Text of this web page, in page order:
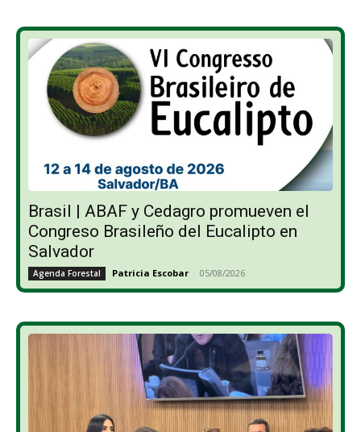
Brasil | ABAF y Cedagro promueven el
Congreso Brasileño del Eucalipto en
Salvador
Agenda Forestal Patricia Escobar - 05/08/2026